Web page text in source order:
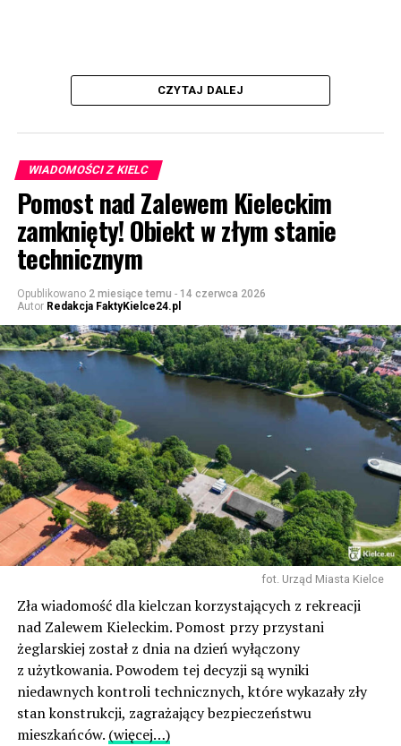
CZYTAJ DALEJ
WIADOMOŚCI Z KIELC
Pomost nad Zalewem Kieleckim
zamknięty! Obiekt w złym stanie
technicznym
Opublikowano 2 miesiące temu - 14 czerwca 2026
Autor Redakcja FaktyKielce24.pl
fot. Urząd Miasta Kielce
Zła wiadomość dla kielczan korzystających z rekreacji
nad Zalewem Kieleckim. Pomost przy przystani
żeglarskiej został z dnia na dzień wyłączony
z użytkowania. Powodem tej decyzji są wyniki
niedawnych kontroli technicznych, które wykazały zły
stan konstrukcji, zagrażający bezpieczeństwu
mieszkańców. (więcej…)